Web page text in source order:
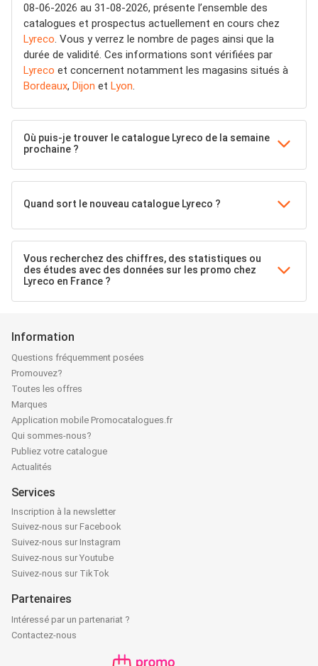
08-06-2026 au 31-08-2026, présente l’ensemble des
catalogues et prospectus actuellement en cours chez
Lyreco. Vous y verrez le nombre de pages ainsi que la
durée de validité. Ces informations sont vérifiées par
Lyreco et concernent notamment les magasins situés à
Bordeaux, Dijon et Lyon.
Où puis-je trouver le catalogue Lyreco de la semaine
prochaine ?
Quand sort le nouveau catalogue Lyreco ?
Vous recherchez des chiffres, des statistiques ou
des études avec des données sur les promo chez
Lyreco en France ?
Information
Questions fréquemment posées
Promouvez?
Toutes les offres
Marques
Application mobile Promocatalogues.fr
Qui sommes-nous?
Publiez votre catalogue
Actualités
Services
Inscription à la newsletter
Suivez-nous sur Facebook
Suivez-nous sur Instagram
Suivez-nous sur Youtube
Suivez-nous sur TikTok
Partenaires
Intéressé par un partenariat ?
Contactez-nous